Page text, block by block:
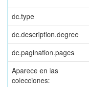
dc.type
dc.description.degree
dc.pagination.pages
Aparece en las
colecciones: